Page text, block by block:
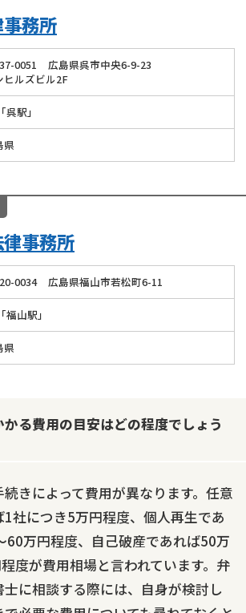
務所
-0051
広島県呉市中央6-9-23
ヒルズビル2F
呉駅」
県
事務所
-0034 広島県福山市若松町6-11
福山駅」
県
る費用の目安はどの程度でしょう
きによって費用が異なります。任意
社につき5万円程度、個人再生であ
60万円程度、自己破産であれば50万
度が費用相場と言われています。弁
に相談する際には、自身が検討し